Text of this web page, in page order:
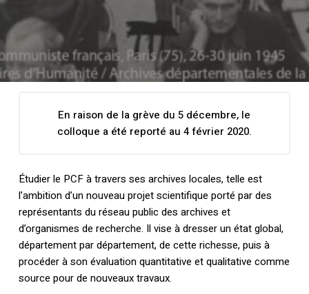
En raison de la grève du 5 décembre, le
colloque a été reporté au 4 février 2020.
Étudier le PCF à travers ses archives locales, telle est
l’ambition d’un nouveau projet scientifique porté par des
représentants du réseau public des archives et
d’organismes de recherche. Il vise à dresser un état global,
département par département, de cette richesse, puis à
procéder à son évaluation quantitative et qualitative comme
source pour de nouveaux travaux.